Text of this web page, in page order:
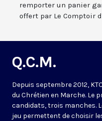
remporter un panier
offert par Le Comptoir
Q.C.M.
Depuis septembre 2012,
du Chrétien en Marche. Le
candidats, trois manches.
jeu permettent de choisir